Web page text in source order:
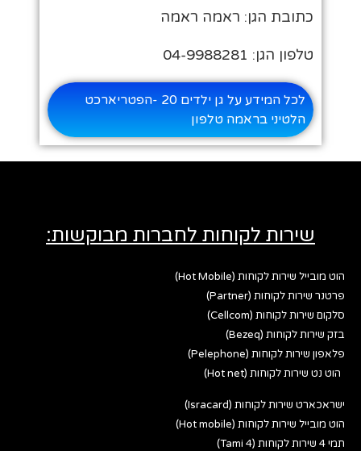
כתובת הגן: ראמה ראמה
טלפון הגן: 04-9988281
לכל המידע על גן ילדים 20 -הפטריארכט
הלטיני בראמה טלפון
שירות לקוחות לחברות מבוקשות:
הוט מובייל שירות לקוחות (Hot Mobile)
פרטנר שירות לקוחות (Partner)
סלקום שירות לקוחות (Cellcom)
בזק שירות לקוחות (Bezeq)
פלאפון שירות לקוחות (Pelephone)
הוט נט שירות לקוחות (Hot net)
ישראכארט שירות לקוחות (Isracard)
הוט מובייל שירות לקוחות (Hot mobile)
תמי 4 שירות לקוחות (Tami 4)